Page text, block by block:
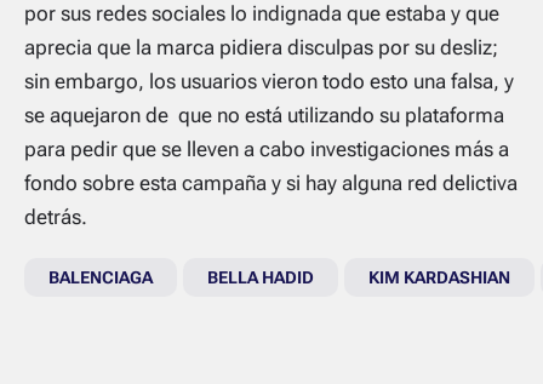
por sus redes sociales lo indignada que estaba y que
aprecia que la marca pidiera disculpas por su desliz;
sin embargo, los usuarios vieron todo esto una falsa, y
se aquejaron de que no está utilizando su plataforma
para pedir que se lleven a cabo investigaciones más a
fondo sobre esta campaña y si hay alguna red delictiva
detrás.
BALENCIAGA BELLA HADID KIM KARDASHIAN